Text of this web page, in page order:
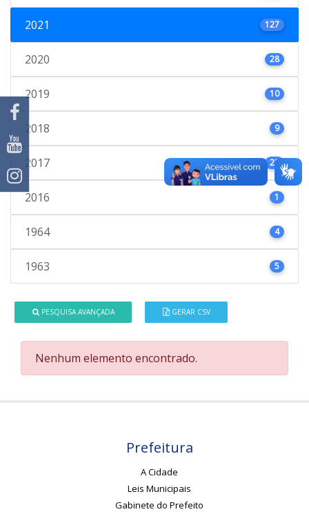
2021 127
2020 28
2019 10
2018 9
2017 23
2016 1
1964 4
1963 5
PESQUISA AVANÇADA GERAR CSV
Nenhum elemento encontrado.
Prefeitura
A Cidade
Leis Municipais
Gabinete do Prefeito